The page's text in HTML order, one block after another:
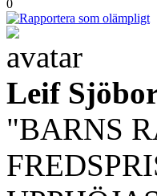
0
Leif
"BARNS